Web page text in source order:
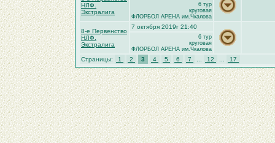
НЛФ.
Экстралига
6 тур
круговая
ФЛОРБОЛ АРЕНА им.Чкалова
8-е Первенство
НЛФ.
Экстралига
7 октября 2019г 21:40
6 тур
круговая
ФЛОРБОЛ АРЕНА им.Чкалова
Страницы: 1 2 3 4 5 6 7 12 17